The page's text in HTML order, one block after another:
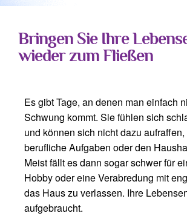
Bringen Sie Ihre
wieder zum Fließen
Es gibt Tage, an denen man einfach
Schwung kommt. Sie fühlen sich
und können sich nicht dazu
berufliche Aufgaben oder den
Meist fällt es dann sogar schwer für
Hobby oder eine Verabredung mit
das Haus zu verlassen. Ihre
aufgebraucht.